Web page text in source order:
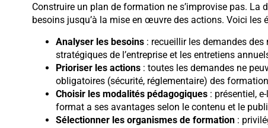
Construire un plan de formation ne s’improvise pas.
besoins jusqu’à la mise en œuvre des actions. Voici les
Analyser les besoins: recueillir les demandes des
stratégiques de l’entreprise et les entretiens
Prioriser les actions: toutes les demandes ne
obligatoires (sécurité, réglementaire) des
Choisir les modalités pédagogiques: présentiel,
format a ses avantages selon le contenu et le
Sélectionner les organismes de formation: